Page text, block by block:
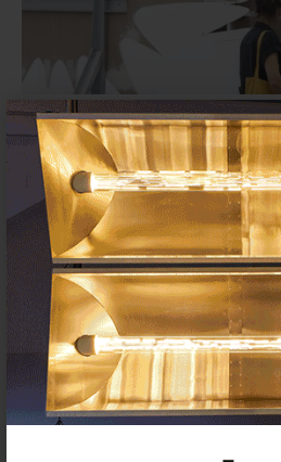
Barcelona Gallery
celebra su 10º
FESTIVALES 12 SEPTIEMBRE